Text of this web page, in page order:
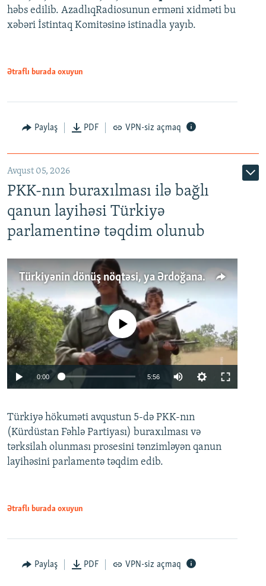
həbs edilib. AzadlıqRadiosunun erməni xidməti bu
xəbəri İstintaq Komitəsinə istinadla yayıb.
Ətraflı burada oxuyun
Paylaş PDF VPN-siz açmaq
Avqust 05, 2026
PKK-nın buraxılması ilə bağlı
qanun layihəsi Türkiyə
parlamentinə təqdim olunub
Türkiyənin dönüş nöqtəsi, ya Ərdoğana üçüncü şans: PKK ilə qəfil barışıq nə deməkdir?
Auto 240p 360p 480p
720p 1080p
No media source currently available
0:00 5:56
360p
480p
Türkiyə hökuməti avqustun 5-də PKK-nın
(Kürdüstan Fəhlə Partiyası) buraxılması və
tərksilah olunması prosesini tənzimləyən qanun
layihəsini parlamentə təqdim edib.
Ətraflı burada oxuyun
Paylaş PDF VPN-siz açmaq